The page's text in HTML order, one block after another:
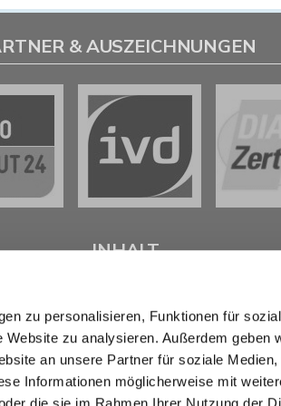
zu personalisieren, Funktionen für
zu analysieren. Außerdem geben
an unsere Partner für soziale Medien,
Informationen möglicherweise mit
& AUSZEICHNUNGEN
INHALT
Verkaufen
Kaufen
Marktberichte
Erbimmobilien
Wissen